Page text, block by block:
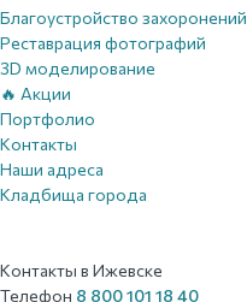
Благоустройство захоронений
Реставрация фотографий
3D моделирование
🔥 Акции
Портфолио
Контакты
Наши адреса
Кладбища города
Контакты в Ижевске
Телефон 8 800 101 18 40